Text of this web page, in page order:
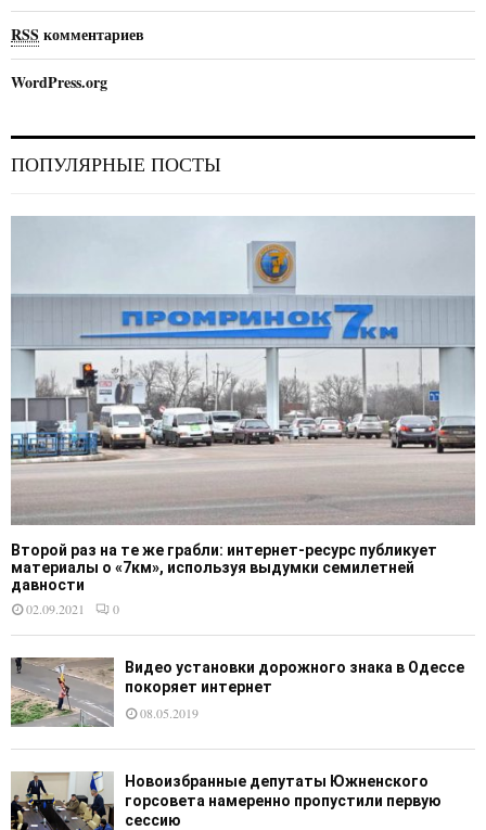
RSS комментариев
WordPress.org
ПОПУЛЯРНЫЕ ПОСТЫ
Второй раз на те же грабли: интернет-ресурс публикует
материалы о «7км», используя выдумки семилетней
давности
02.09.2021
0
Видео установки дорожного знака в Одессе
покоряет интернет
08.05.2019
Новоизбранные депутаты Южненского
горсовета намеренно пропустили первую
сессию